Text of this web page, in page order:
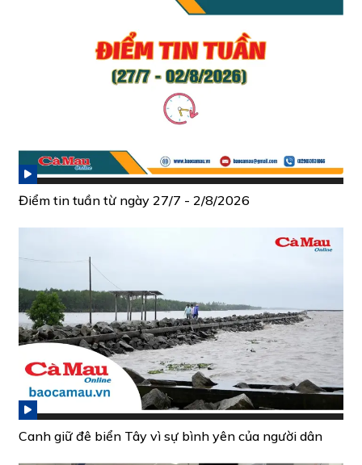
Điểm tin tuần từ ngày 27/7 - 2/8/2026
Canh giữ đê biển Tây vì sự bình yên của người dân